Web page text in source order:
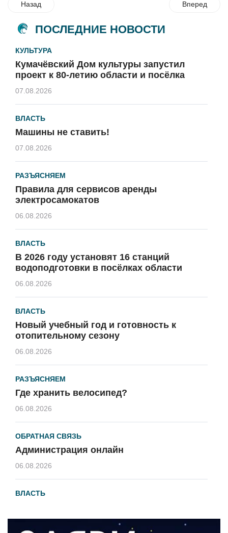
Назад Вперед
ПОСЛЕДНИЕ НОВОСТИ
КУЛЬТУРА
Кумачёвский Дом культуры запустил
проект к 80-летию области и посёлка
07.08.2026
ВЛАСТЬ
Машины не ставить!
07.08.2026
РАЗЪЯСНЯЕМ
Правила для сервисов аренды
электросамокатов
06.08.2026
ВЛАСТЬ
В 2026 году установят 16 станций
водоподготовки в посёлках области
06.08.2026
ВЛАСТЬ
Новый учебный год и готовность к
отопительному сезону
06.08.2026
РАЗЪЯСНЯЕМ
Где хранить велосипед?
06.08.2026
ОБРАТНАЯ СВЯЗЬ
Администрация онлайн
06.08.2026
ВЛАСТЬ